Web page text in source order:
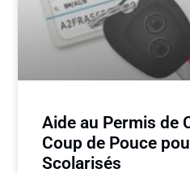
Aide au Permis de
Coup de Pouce
Scolarisés